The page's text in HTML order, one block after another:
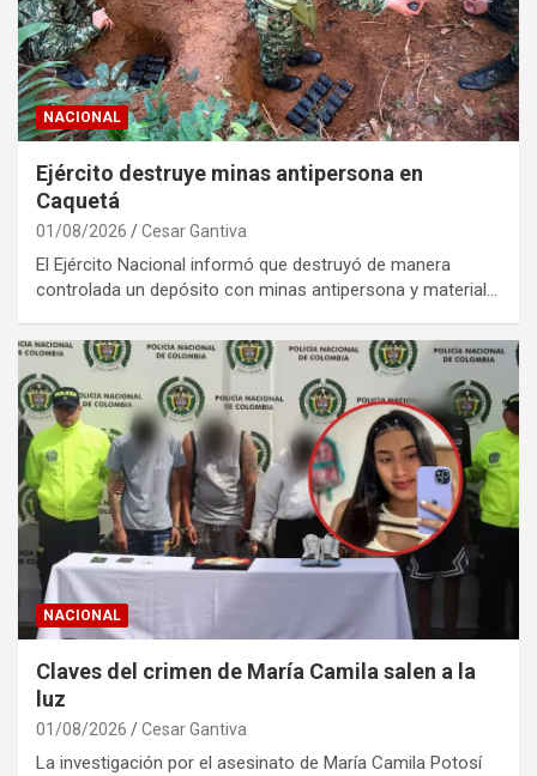
NACIONAL
Ejército destruye minas antipersona en
Caquetá
01/08/2026 Cesar Gantiva
El Ejército Nacional informó que destruyó de manera
controlada un depósito con minas antipersona y material…
NACIONAL
Claves del crimen de María Camila salen a la
luz
01/08/2026 Cesar Gantiva
La investigación por el asesinato de María Camila Potosí